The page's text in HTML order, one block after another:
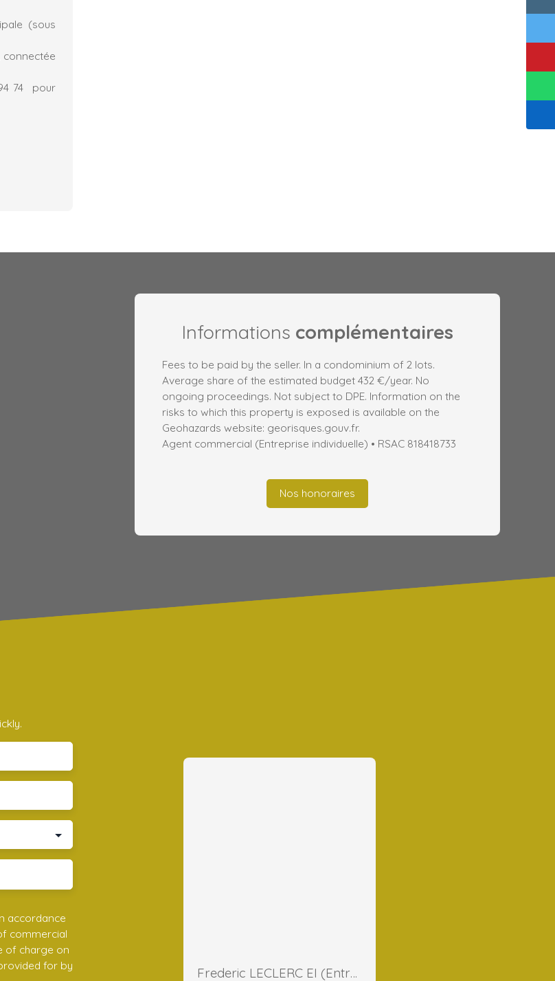
(sous
connectée
74 pour
Informations complémentaires
Fees to be paid by the seller. In a condominium of 2 lots.
Average share of the estimated budget 432 €/year. No
ongoing proceedings. Not subject to DPE. Information on the
risks to which this property is exposed is available on the
Geohazards website: georisques.gouv.fr.
Agent commercial (Entreprise individuelle) • RSAC 818418733
Nos honoraires
accordance
commercial
of charge on
for by
Frederic LECLERC EI (Entreprise Individuelle)